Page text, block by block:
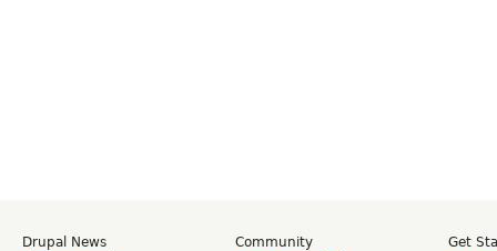
Drupal News
Community
Get